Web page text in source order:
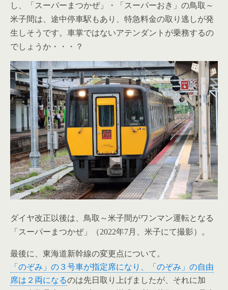
し、「スーパーまつかぜ」・「スーパーおき」の鳥取～
米子間は、途中停車駅もあり、特急料金の取り逃しが発
生しそうです。車掌ではないアテンダントが乗務するの
でしょうか・・・？
ダイヤ改正以後は、鳥取～米子間がワンマン運転となる
「スーパーまつかぜ」（2022年7月、米子にて撮影）。
最後に、東海道新幹線の変更点について。
「のぞみ」の３号車が指定席になり、「のぞみ」の自由
席は２両になるのは先日取り上げましたが、それに加